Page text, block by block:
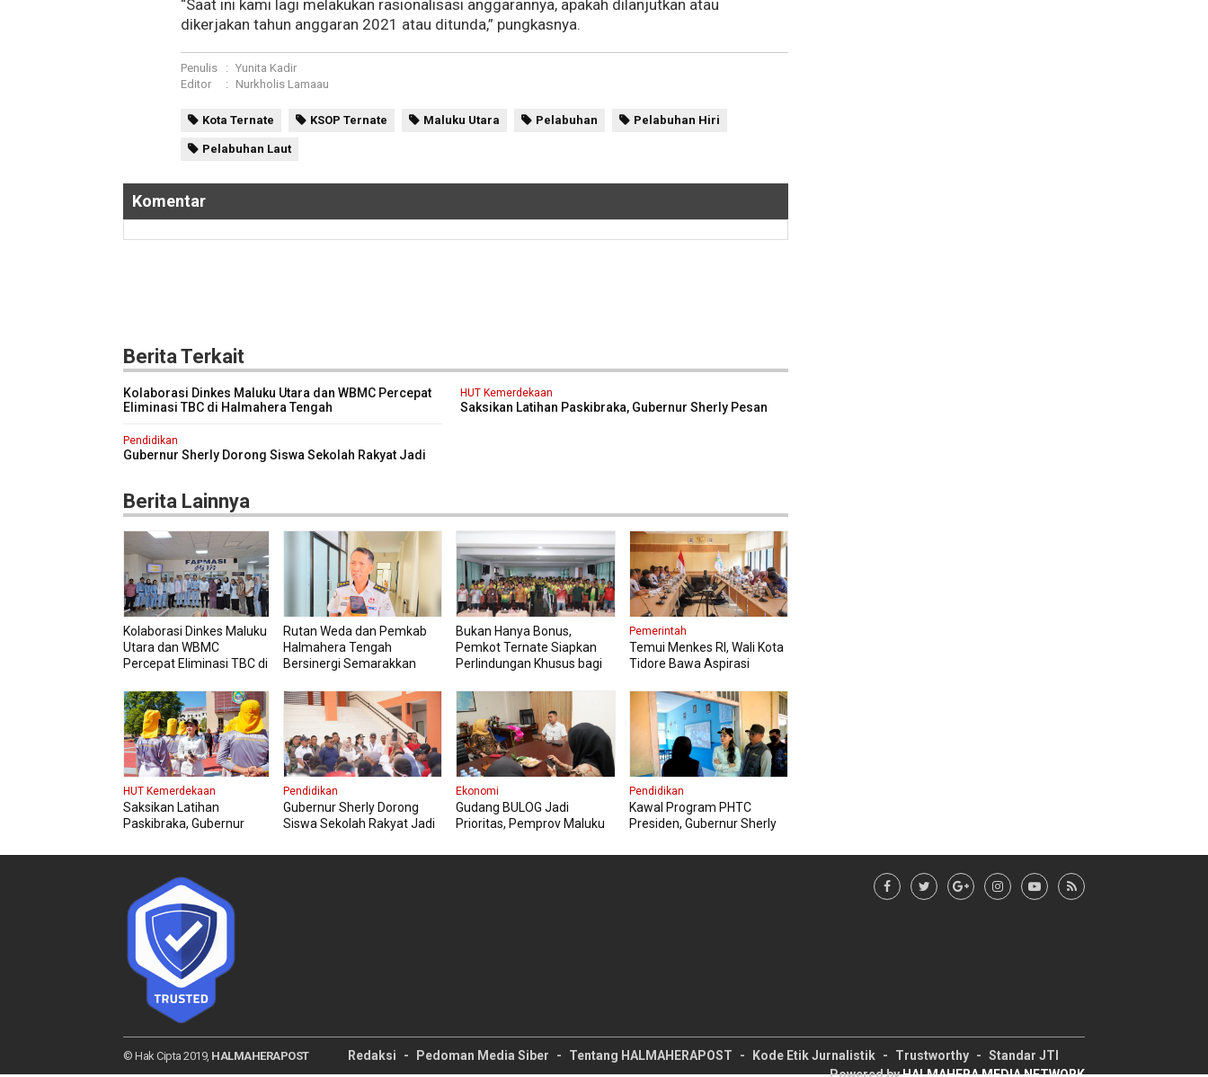
“Saat ini kami lagi melakukan rasionalisasi anggarannya, apakah dilanjutkan atau
dikerjakan tahun anggaran 2021 atau ditunda,” pungkasnya.
Penulis :
Yunita Kadir
Editor
: Nurkholis Lamaau
Kota Ternate KSOP Ternate Maluku Utara Pelabuhan Pelabuhan Hiri
Pelabuhan Laut
Komentar
Berita Terkait
Kolaborasi Dinkes Maluku Utara dan WBMC Percepat
Eliminasi TBC di Halmahera Tengah
HUT Kemerdekaan
Saksikan Latihan Paskibraka, Gubernur Sherly Pesan
Pendidikan
Gubernur Sherly Dorong Siswa Sekolah Rakyat Jadi
Berita Lainnya
Kolaborasi Dinkes Maluku
Utara dan WBMC
Percepat Eliminasi TBC di
Rutan Weda dan Pemkab
Halmahera Tengah
Bersinergi Semarakkan
Bukan Hanya Bonus,
Pemkot Ternate Siapkan
Perlindungan Khusus bagi
Pemerintah
Temui Menkes RI, Wali Kota
Tidore Bawa Aspirasi
Kesehatan
HUT Kemerdekaan
Saksikan Latihan
Paskibraka, Gubernur
Fokus dan Jaga
Pendidikan
Gubernur Sherly Dorong
Siswa Sekolah Rakyat Jadi
Berdaya Saing
Ekonomi
Gudang BULOG Jadi
Prioritas, Pemprov Maluku
Tetap Stabil
Pendidikan
Kawal Program PHTC
Presiden, Gubernur Sherly
Tidore
© Hak Cipta 2019, HALMAHERAPOST Redaksi Pedoman Media Siber Tentang HALMAHERAPOST Kode Etik Jurnalistik Trustworthy
Standar JTI
Powered byHALMAHERA MEDIA NETWORK